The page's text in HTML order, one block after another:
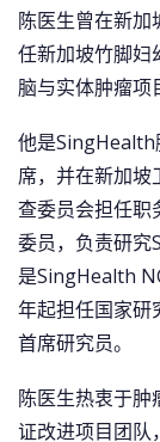
陈医生曾在新加
任新加坡竹脚妇
脑与实体肿瘤项
他是SingHealth
席，并在新加坡
查委员会担任
委员，负责研
是SingHealth
年起担任国家研
首席研究员。
陈医生热衷于肿
证改进项目团队